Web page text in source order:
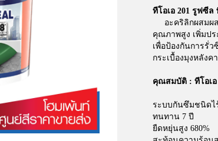
ทีโอเอ 201 รูฟซีล
อะคริลิกผสมผส
คุณภาพสูง เพิ่มป
เพื่อป้องกันการรั่
กระเบื้องมุงหลัง
คุณสมบัติ : ทีโอเอ
ระบบกันซึมชนิดไ
ทนทาน 7 ปี​
ยืดหยุ่นสูง 680%